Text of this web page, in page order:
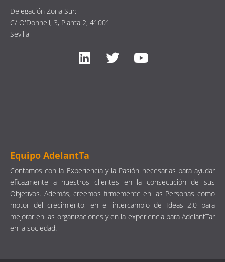
Delegación Zona Sur:
C/ O'Donnell, 3, Planta 2, 41001
Sevilla
Equipo AdelantTa
Contamos con la Experiencia y la Pasión necesarias para ayudar
eficazmente a nuestros clientes en la consecución de sus
Objetivos. Además, creemos firmemente en las Personas como
motor del crecimiento, en el intercambio de Ideas 2.0 para
mejorar en las organizaciones y en la experiencia para AdelantTar
en la sociedad.